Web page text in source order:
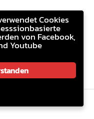
Cookies
von Facebook,
Youtube